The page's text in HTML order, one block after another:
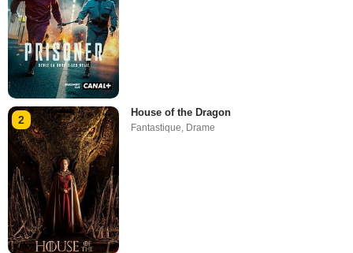
2
House of the Dragon
Fantastique Drame